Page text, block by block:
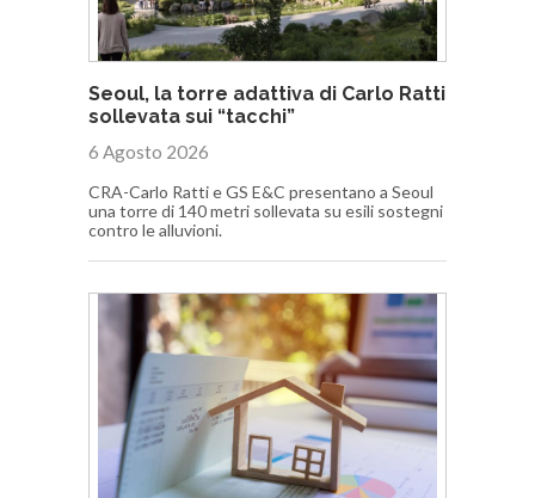
Seoul, la torre adattiva di Carlo Ratti
sollevata sui “tacchi”
6 Agosto 2026
CRA-Carlo Ratti e GS E&C presentano a Seoul
una torre di 140 metri sollevata su esili sostegni
contro le alluvioni.